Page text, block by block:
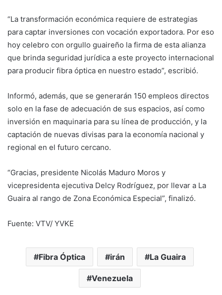
“La transformación económica requiere de estrategias
para captar inversiones con vocación exportadora. Por eso
hoy celebro con orgullo guaireño la firma de esta alianza
que brinda seguridad jurídica a este proyecto internacional
para producir fibra óptica en nuestro estado”, escribió.
Informó, además, que se generarán 150 empleos directos
solo en la fase de adecuación de sus espacios, así como
inversión en maquinaria para su línea de producción, y la
captación de nuevas divisas para la economía nacional y
regional en el futuro cercano.
“Gracias, presidente Nicolás Maduro Moros y
vicepresidenta ejecutiva Delcy Rodríguez, por llevar a La
Guaira al rango de Zona Económica Especial”, finalizó.
Fuente: VTV/ YVKE
Fibra Óptica irán La Guaira
Venezuela